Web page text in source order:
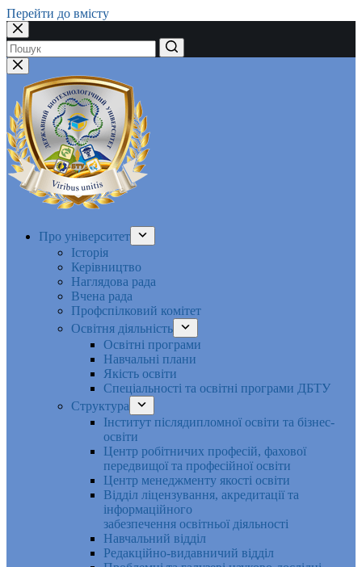
Перейти до вмісту
Немає
результатів
Про університет
Історія
Керівництво
Наглядова рада
Вчена рада
Профспілковий комітет
Освітня діяльність
Освітні програми
Навчальні плани
Якість освіти
Спеціальності та освітні програми ДБТУ
Структура
Інститут післядипломної освіти та бізнес-
освіти
Центр робітничих професій, фахової
передвищої та професійної освіти
Центр менеджменту якості освіти
Відділ ліцензування, акредитації та
інформаційного
забезпечення освітньої діяльності
Навчальний відділ
Редакційно-видавничий відділ